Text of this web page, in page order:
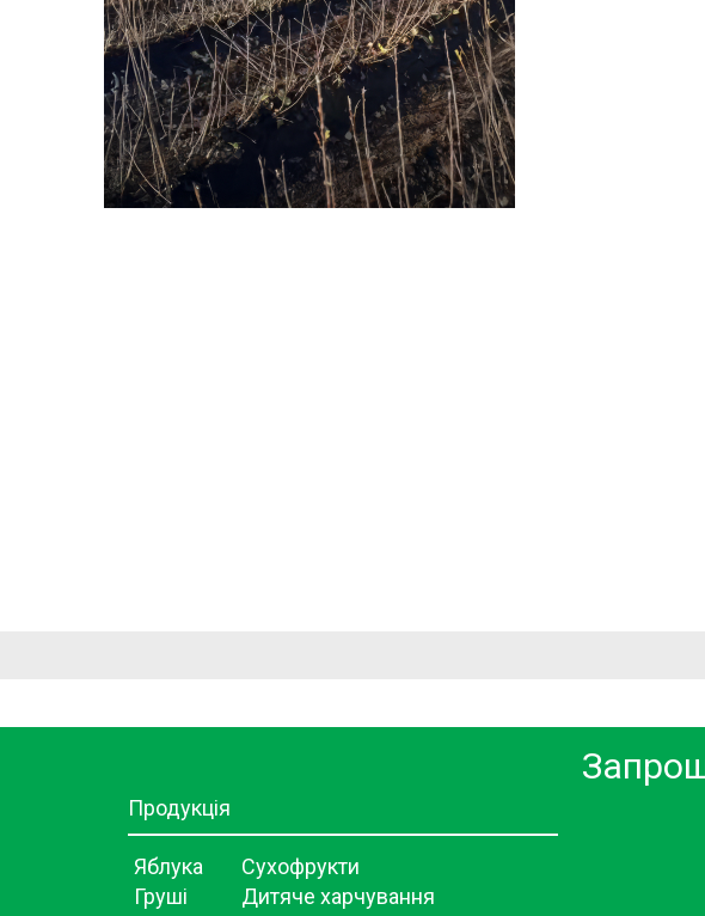
Продукція
Яблука
Груші
Сухофрукти
Дитяче харчування